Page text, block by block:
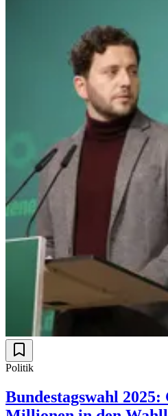
Politik
Bundestagswahl